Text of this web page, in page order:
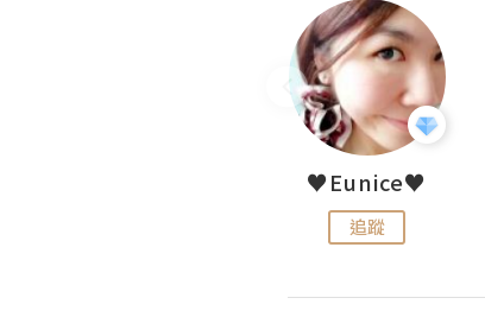
♥Eunice♥
追蹤